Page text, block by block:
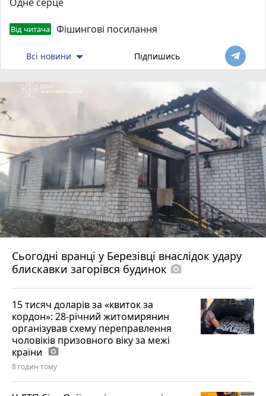
Від читача Фішингові посилання
Всі новини Підпишись
Сьогодні вранці у Березівці внаслідок удару
блискавки загорівся будинок photo_camera
15 тисяч доларів за «квиток за
кордон»: 28-річний житомирянин
організував схему переправлення
чоловіків призовного віку за межі
країни photo_camera
8 годин тому